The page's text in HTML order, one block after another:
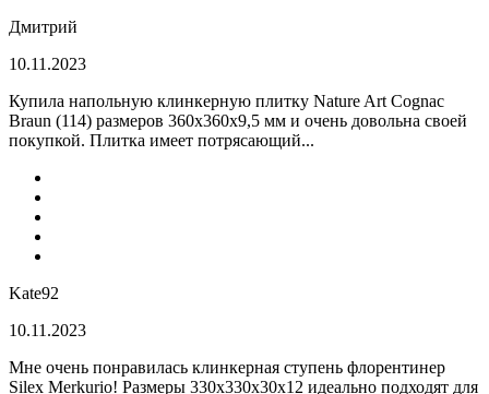
Дмитрий
10.11.2023
Купила напольную клинкерную плитку Nature Art Cognac
Braun (114) размеров 360x360x9,5 мм и очень довольна своей
покупкой. Плитка имеет потрясающий...
Kate92
10.11.2023
Мне очень понравилась клинкерная ступень флорентинер
Silex Merkurio! Размеры 330х330х30х12 идеально подходят для